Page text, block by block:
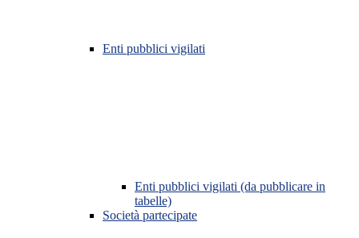
Enti pubblici vigilati
Enti pubblici vigilati (da pubblicare in
tabelle)
Società partecipate